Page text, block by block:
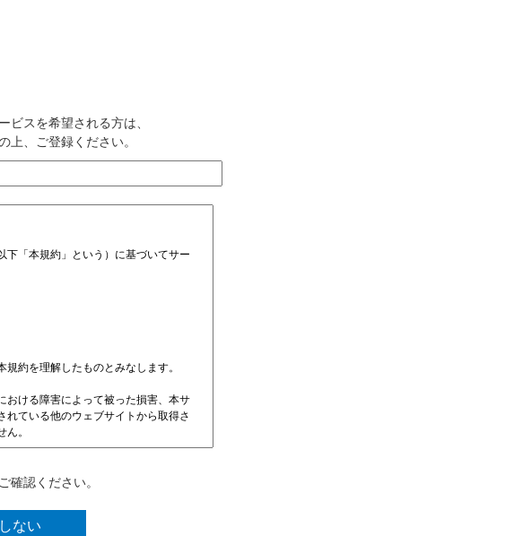
スを希望される方は、
上、ご登録ください。
確認ください。
ない